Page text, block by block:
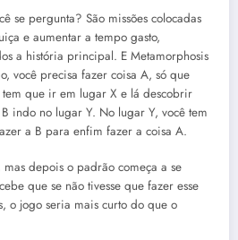
se pergunta? São missões colocadas
e aumentar a tempo gasto,
a história principal. E Metamorphosis
você precisa fazer coisa A, só que
que ir em lugar X e lá descobrir
indo no lugar Y. No lugar Y, você tem
a B para enfim fazer a coisa A.
depois o padrão começa a se
que se não tivesse que fazer esse
o jogo seria mais curto do que o